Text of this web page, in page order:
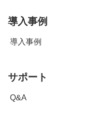
導入事例
導入事例
サポート
Q&A